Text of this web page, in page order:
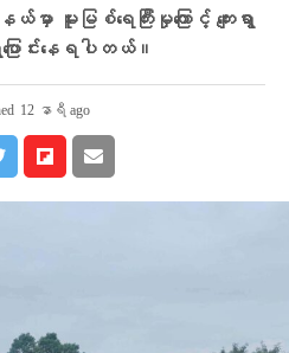
းမြစ်ရေကြီးမှုကြောင့် ကျေးရွာ
ာင်းနေရပါတယ်။
12 နာရီ ago